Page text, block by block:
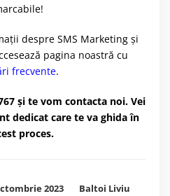
despre SMS Marketing și
pagina noastră cu
frecvente.
și te vom contacta noi. Vei
dedicat care te va ghida în
proces.
2023
Baltoi Liviu